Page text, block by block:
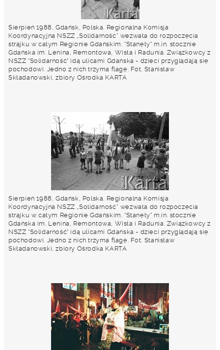
Sierpień 1988, Gdańsk, Polska. Regionalna Komisja
Koordynacyjna NSZZ „Solidarność” wezwała do rozpoczęcia
strajku w całym Regionie Gdańskim. "Stanęły" m.in. stocznie
Gdańska im. Lenina, Remontowa, Wisła i Radunia. Związkowcy z
NSZZ "Solidarność" idą ulicami Gdańska - dzieci przyglądają się
pochodowi. Jedno z nich trzyma flagę. Fot. Stanisław
Składanowski, zbiory Ośrodka KARTA
Sierpień 1988, Gdańsk, Polska. Regionalna Komisja
Koordynacyjna NSZZ „Solidarność” wezwała do rozpoczęcia
strajku w całym Regionie Gdańskim. "Stanęły" m.in. stocznie
Gdańska im. Lenina, Remontowa, Wisła i Radunia. Związkowcy z
NSZZ "Solidarność" idą ulicami Gdańska - dzieci przyglądają się
pochodowi. Jedno z nich trzyma flagę. Fot. Stanisław
Składanowski, zbiory Ośrodka KARTA